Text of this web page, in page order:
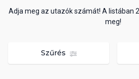
Adja meg az utazók számát! A listában
meg!
Szűrés